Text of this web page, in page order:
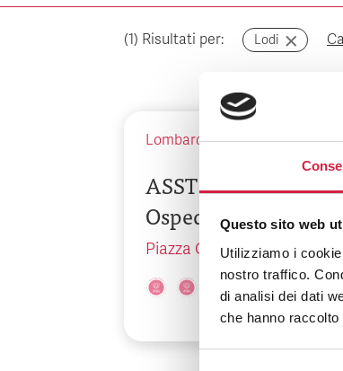
Questo sito web
Utilizziamo i
nostro traffico.
di analisi dei dati
che hanno
(1) Risultati per: Lodi
Lombardia-Lodi
ASST Lodi – Presidio
Ospedaliero di Lodi
Piazza Ospitale, 10